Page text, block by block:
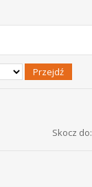
Skocz do: